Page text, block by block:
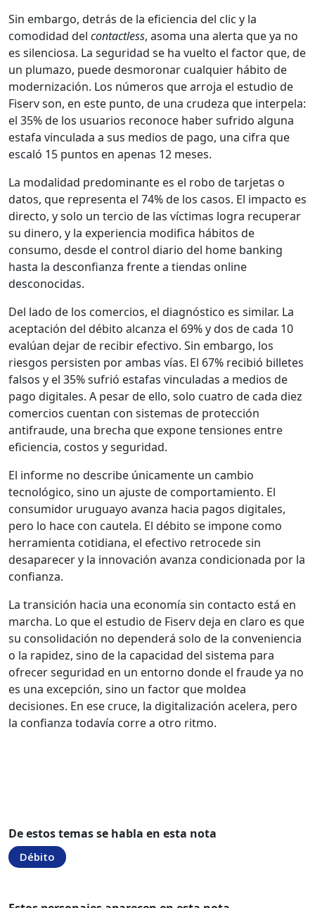
Sin embargo, detrás de la eficiencia del clic y la
comodidad del contactless, asoma una alerta que ya no
es silenciosa. La seguridad se ha vuelto el factor que, de
un plumazo, puede desmoronar cualquier hábito de
modernización. Los números que arroja el estudio de
Fiserv son, en este punto, de una crudeza que interpela:
el 35% de los usuarios reconoce haber sufrido alguna
estafa vinculada a sus medios de pago, una cifra que
escaló 15 puntos en apenas 12 meses.
La modalidad predominante es el robo de tarjetas o
datos, que representa el 74% de los casos. El impacto es
directo, y solo un tercio de las víctimas logra recuperar
su dinero, y la experiencia modifica hábitos de
consumo, desde el control diario del home banking
hasta la desconfianza frente a tiendas online
desconocidas.
Del lado de los comercios, el diagnóstico es similar. La
aceptación del débito alcanza el 69% y dos de cada 10
evalúan dejar de recibir efectivo. Sin embargo, los
riesgos persisten por ambas vías. El 67% recibió billetes
falsos y el 35% sufrió estafas vinculadas a medios de
pago digitales. A pesar de ello, solo cuatro de cada diez
comercios cuentan con sistemas de protección
antifraude, una brecha que expone tensiones entre
eficiencia, costos y seguridad.
El informe no describe únicamente un cambio
tecnológico, sino un ajuste de comportamiento. El
consumidor uruguayo avanza hacia pagos digitales,
pero lo hace con cautela. El débito se impone como
herramienta cotidiana, el efectivo retrocede sin
desaparecer y la innovación avanza condicionada por la
confianza.
La transición hacia una economía sin contacto está en
marcha. Lo que el estudio de Fiserv deja en claro es que
su consolidación no dependerá solo de la conveniencia
o la rapidez, sino de la capacidad del sistema para
ofrecer seguridad en un entorno donde el fraude ya no
es una excepción, sino un factor que moldea
decisiones. En ese cruce, la digitalización acelera, pero
la confianza todavía corre a otro ritmo.
De estos temas se habla en esta nota
Débito